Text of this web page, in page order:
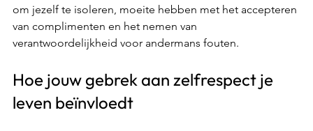
om jezelf te isoleren, moeite hebben met het accepteren
van complimenten en het nemen van
verantwoordelijkheid voor andermans fouten.
Hoe jouw gebrek aan zelfrespect je
leven beïnvloedt